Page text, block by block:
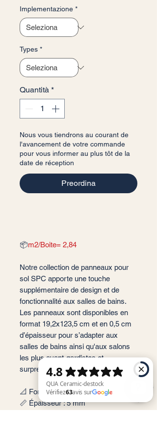
Implementazione *
Types *
Quantità *
Nous vous tiendrons au courant de
l'avancement de votre commande
pour vous informer au plus tôt de la
date de réception
Preordina
📦m2/Boite= 2,84
Notre collection de panneaux pour
sol SPC apporte une touche
supplémentaire de design et de
fonctionnalité aux salles de bains.
Les panneaux sont disponibles en
format 19,2x123,5 cm et en 0,5 cm
d’épaisseur pour s’adapter aux
salles de bains ainsi qu'aux salons
les plus avant-gardistes et
surprenantes.
📐 Format: 19,2x123,5 cm
📏 Épaisseur : 5 mm